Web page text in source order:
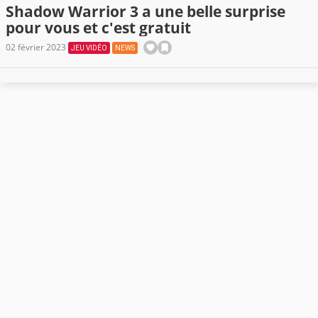
Shadow Warrior 3 a une belle surprise
pour vous et c'est gratuit
02 février 2023 JEU VIDÉO NEWS